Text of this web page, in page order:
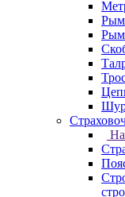
Рым
Рым